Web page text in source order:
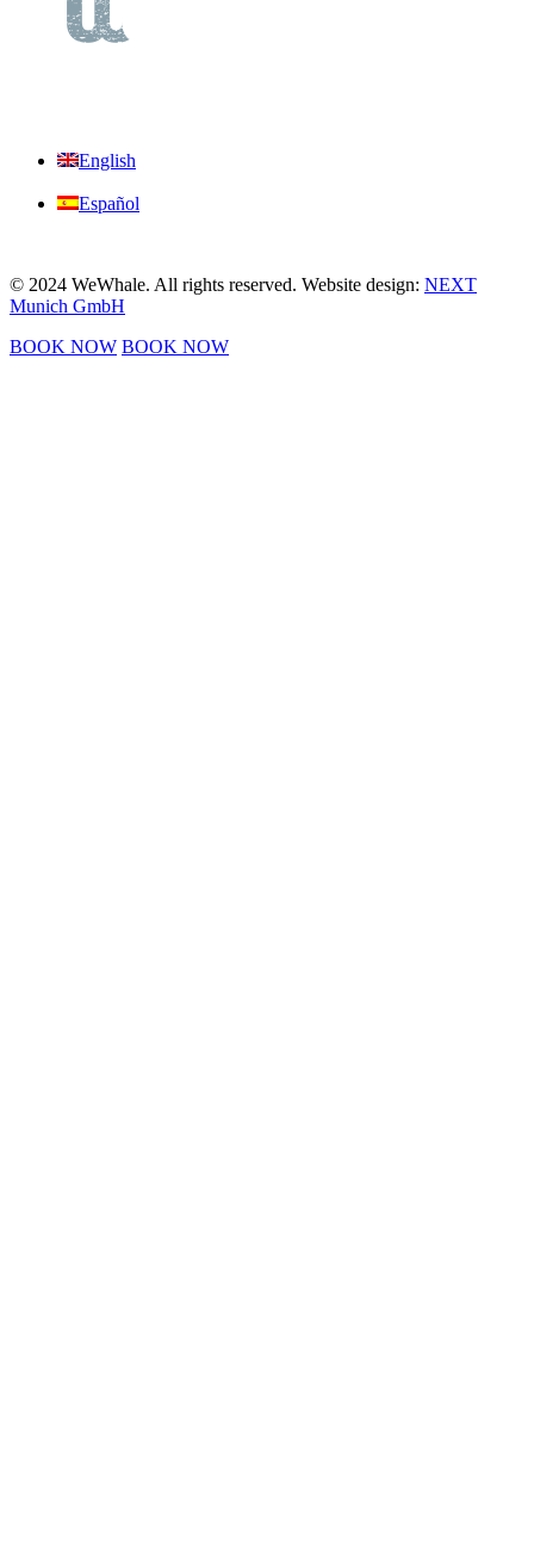
English
Español
© 2024 WeWhale. All rights reserved. Website design: NEXT
Munich GmbH
BOOK NOW BOOK NOW